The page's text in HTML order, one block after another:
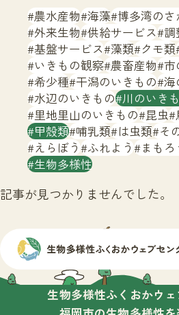
サイトマップ
農水産物 海藻 博多湾の
外来生物 供給サービス
基盤サービス 藻類 クモ類
いきもの観察 農畜産物 市
希少種 干潟のいきもの 海
水辺のいきもの 川のいき
里地里山のいきもの 昆虫
甲殻類 哺乳類 は虫類 そ
えらぼう ふれよう まも
生物多様性
記事が見つかりませんでした。
生物多様性ふくおかウェ